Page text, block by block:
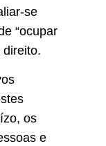
se
“ocupar
direito.
os
e